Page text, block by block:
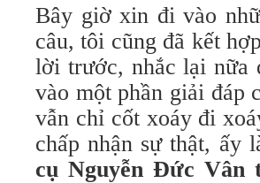
Bây giờ xin đi vào
câu, tôi cũng đã kết
lời trước, nhắc lại nữa
vào một phần giải đáp
vẫn chỉ cốt xoáy đi
chấp nhận sự thật, ấy
cụ Nguyễn Đức Vân